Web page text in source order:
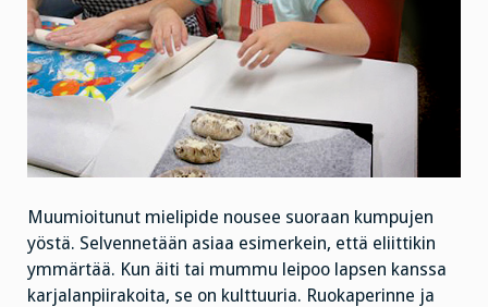
Muumioitunut mielipide nousee suoraan kumpujen
yöstä. Selvennetään asiaa esimerkein, että eliittikin
ymmärtää. Kun äiti tai mummu leipoo lapsen kanssa
karjalanpiirakoita, se on kulttuuria. Ruokaperinne ja